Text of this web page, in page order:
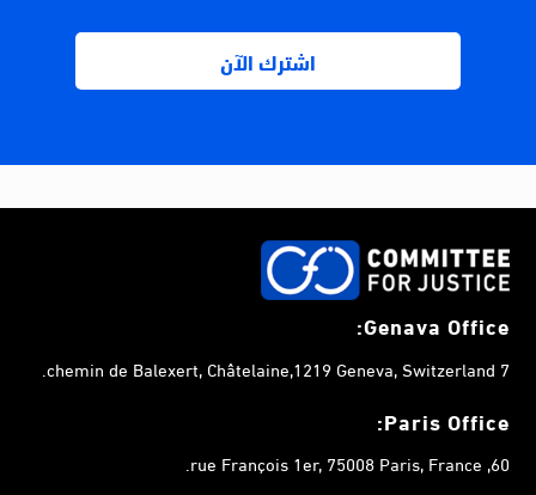
Genava Office:
7 chemin de Balexert, Châtelaine,1219 Geneva, Switzerland.
Paris Office:
60, rue François 1er, 75008 Paris, France.